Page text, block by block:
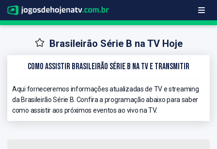
Brasileirão Série B na TV Hoje
Como Assistir Brasileirão Série B na TV e Transmitir
Aqui forneceremos informações atualizadas de TV e streaming
da Brasileirão Série B. Confira a programação abaixo para saber
como assistir aos próximos eventos ao vivo na TV.